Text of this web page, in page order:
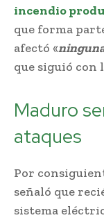
incendio
que forma
afectó «
que siguió con
Maduro
ataques
Por
señaló que
sistema